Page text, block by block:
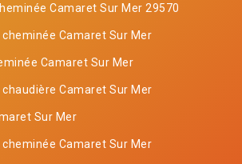
Camaret Sur Mer 29570
cheminée Camaret Sur Mer
Camaret Sur Mer
chaudière Camaret Sur Mer
Sur Mer
cheminée Camaret Sur Mer